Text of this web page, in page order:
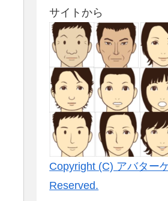
サイトから
Copyright (C) アバター
Reserved.